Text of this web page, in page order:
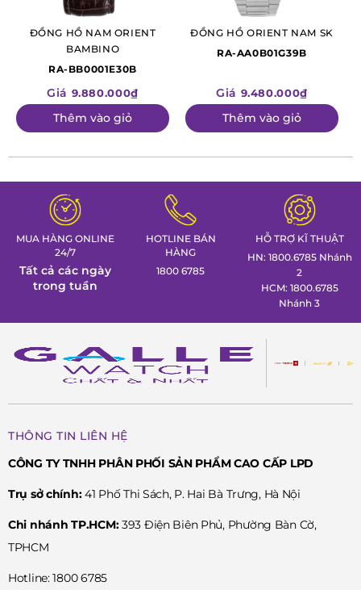
ĐỒNG HỒ NAM ORIENT
BAMBINO
RA-BB0001E30B
Giá 9.880.000₫
Thêm vào giỏ
ĐỒNG HỒ ORIENT NAM SK
RA-AA0B01G39B
Giá 9.480.000₫
Thêm vào giỏ
MUA HÀNG ONLINE
24/7
Tất cả các ngày
trong tuần
HOTLINE BÁN
HÀNG
1800 6785
HỖ TRỢ KĨ THUẬT
HN: 1800.6785 Nhánh
2
HCM: 1800.6785
Nhánh 3
THÔNG TIN LIÊN HỆ
CÔNG TY TNHH PHÂN PHỐI SẢN PHẨM CAO CẤP LPD
Trụ sở chính:41 Phố Thi Sách, P. Hai Bà Trưng, Hà Nội
Chi nhánh TP.HCM:393 Điện Biên Phủ, Phường Bàn Cờ,
TPHCM
Hotline: 1800 6785